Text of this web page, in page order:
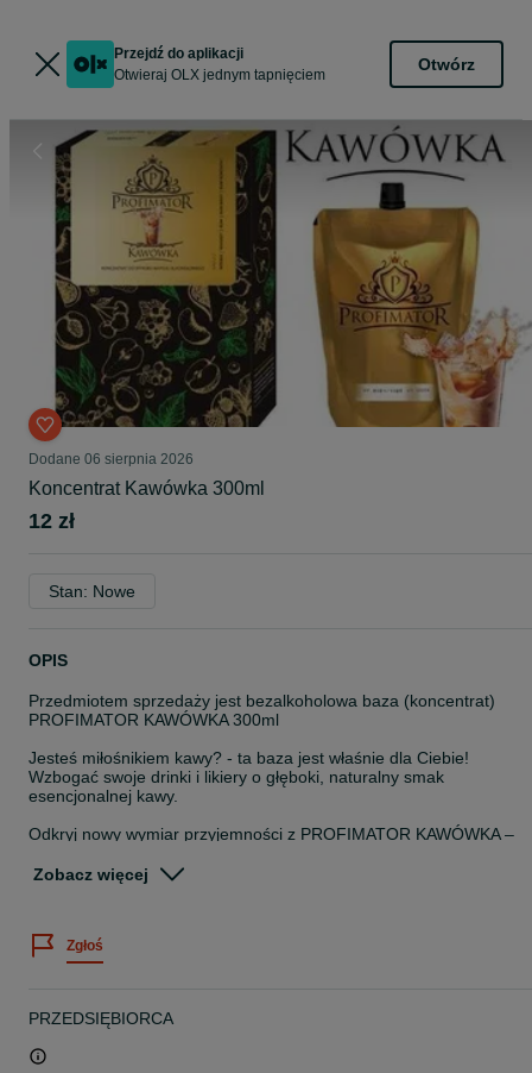
Przejdź do aplikacji
Otwieraj OLX jednym tapnięciem
Otwórz
Dodane 06 sierpnia 2026
Koncentrat Kawówka 300ml
12 zł
Stan: Nowe
OPIS
Przedmiotem sprzedaży jest bezalkoholowa baza (koncentrat)
PROFIMATOR KAWÓWKA 300ml
Jesteś miłośnikiem kawy? - ta baza jest właśnie dla Ciebie!
Wzbogać swoje drinki i likiery o głęboki, naturalny smak
esencjonalnej kawy.
Odkryj nowy wymiar przyjemności z PROFIMATOR KAWÓWKA –
i drinki! Dzięki starannie dobranym składnikom zachwyca
Producentem jest polska firma BELFOOD Sp. z o.o.
karmel amoniakalno- siarczynowy.
Zobacz więcej
Zgłoś
PRZEDSIĘBIORCA